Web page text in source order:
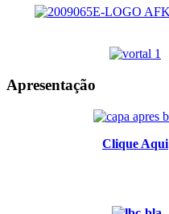
Apresentação
Clique Aqui